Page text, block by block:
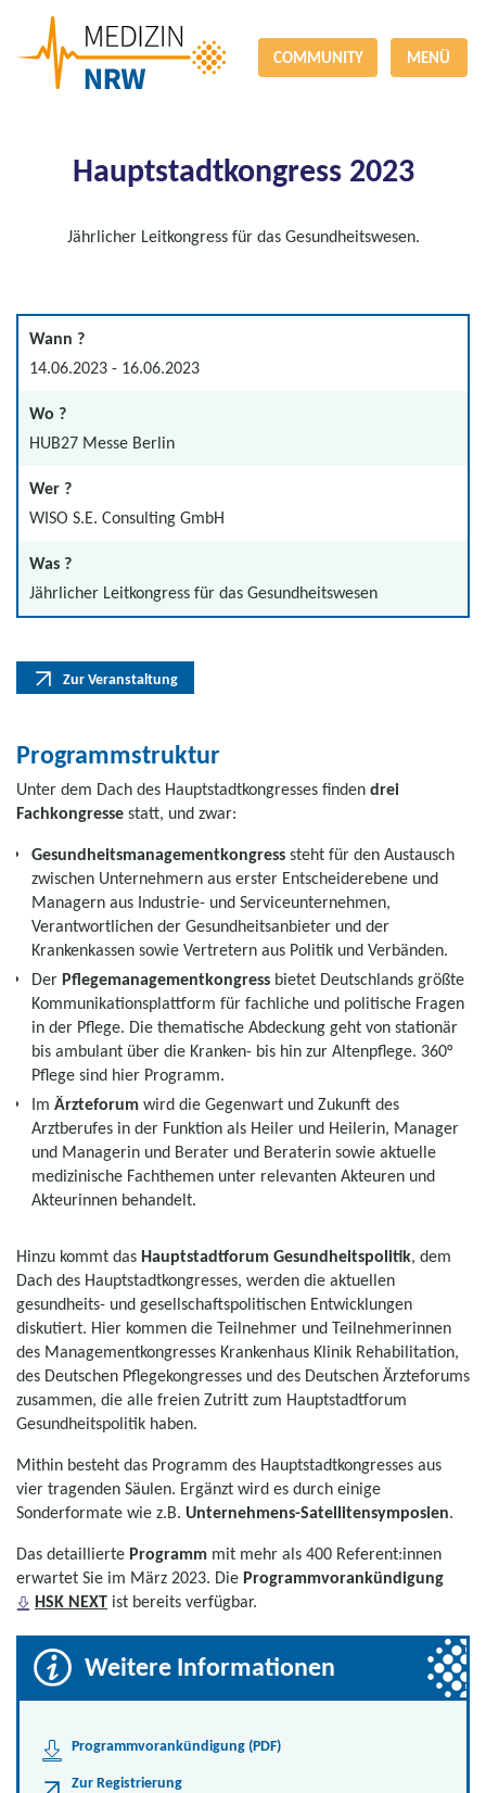
COMMUNITY MENÜ
Hauptstadtkongress 2023
Jährlicher Leitkongress für das Gesundheitswesen.
Wann ?
14.06.2023 - 16.06.2023
Wo ?
HUB27 Messe Berlin
Wer ?
WISO S.E. Consulting GmbH
Was ?
Jährlicher Leitkongress für das Gesundheitswesen
Zur Veranstaltung
Programmstruktur
Unter dem Dach des Hauptstadtkongresses finden drei
Fachkongresse statt, und zwar:
Gesundheitsmanagementkongress steht für den Austausch
zwischen Unternehmern aus erster Entscheiderebene und
Managern aus Industrie- und Serviceunternehmen,
Verantwortlichen der Gesundheitsanbieter und der
Krankenkassen sowie Vertretern aus Politik und Verbänden.
Der Pflegemanagementkongress bietet Deutschlands größte
Kommunikationsplattform für fachliche und politische Fragen
in der Pflege. Die thematische Abdeckung geht von stationär
bis ambulant über die Kranken- bis hin zur Altenpflege. 360°
Pflege sind hier Programm.
Im Ärzteforum wird die Gegenwart und Zukunft des
Arztberufes in der Funktion als Heiler und Heilerin, Manager
und Managerin und Berater und Beraterin sowie aktuelle
medizinische Fachthemen unter relevanten Akteuren und
Akteurinnen behandelt.
Hinzu kommt das Hauptstadtforum Gesundheitspolitik, dem
Dach des Hauptstadtkongresses, werden die aktuellen
gesundheits- und gesellschaftspolitischen Entwicklungen
diskutiert. Hier kommen die Teilnehmer und Teilnehmerinnen
des Managementkongresses Krankenhaus Klinik Rehabilitation,
des Deutschen Pflegekongresses und des Deutschen Ärzteforums
zusammen, die alle freien Zutritt zum Hauptstadtforum
Gesundheitspolitik haben.
Mithin besteht das Programm des Hauptstadtkongresses aus
vier tragenden Säulen. Ergänzt wird es durch einige
Sonderformate wie z.B. Unternehmens-Satellitensymposien.
Das detaillierte Programm mit mehr als 400 Referent:innen
erwartet Sie im März 2023. Die Programmvorankündigung
HSK NEXT ist bereits verfügbar.
Weitere Informationen
Programmvorankündigung (PDF)
Zur Registrierung